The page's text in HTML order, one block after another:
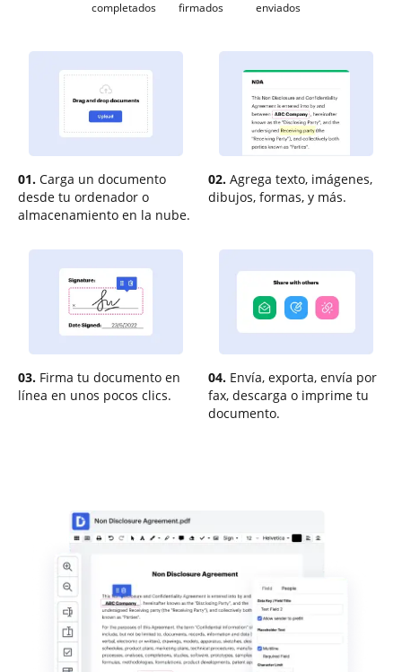
completados
firmados
enviados
01. Carga un documento
desde tu ordenador o
almacenamiento en la nube.
02. Agrega texto, imágenes,
dibujos, formas, y más.
03. Firma tu documento en
línea en unos pocos clics.
04. Envía, exporta, envía por
fax, descarga o imprime tu
documento.